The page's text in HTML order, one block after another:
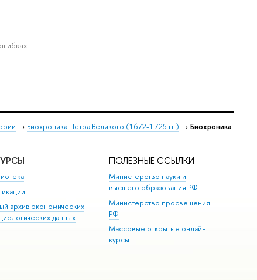
→ Биохроника Петра Великого (1672-1725 гг.) → Биохроника
архив экономических
данных
ПОЛЕЗНЫЕ ССЫЛКИ
Министерство науки и
высшего образования РФ
Министерство просвещения
РФ
Массовые открытые онлайн-
курсы